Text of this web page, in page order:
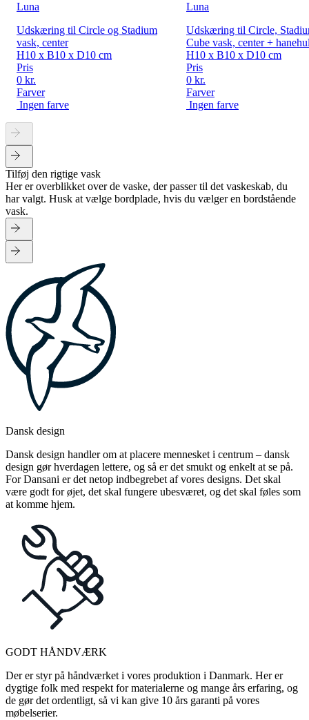
Luna
Udskæring til Circle og Stadium
vask, center
H10 x B10 x D10 cm
Pris
0 kr.
Farver
Ingen farve
Luna
Udskæring til Circle,
Cube vask, center +
H10 x B10 x D10 cm
Pris
0 kr.
Farver
Ingen farve
Tilføj den rigtige vask
Her er overblikket over de vaske, der passer til det vaskeskab, du
har valgt. Husk at vælge bordplade, hvis du vælger en bordstående
vask.
Dansk design
Dansk design handler om at placere mennesket i centrum – dansk
design gør hverdagen lettere, og så er det smukt og enkelt at se på.
For Dansani er det netop indbegrebet af vores designs. Det skal
være godt for øjet, det skal fungere ubesværet, og det skal føles som
at komme hjem.
GODT HÅNDVÆRK
Der er styr på håndværket i vores produktion i Danmark. Her er
dygtige folk med respekt for materialerne og mange års erfaring, og
de gør det ordentligt, så vi kan give 10 års garanti på vores
møbelserier.